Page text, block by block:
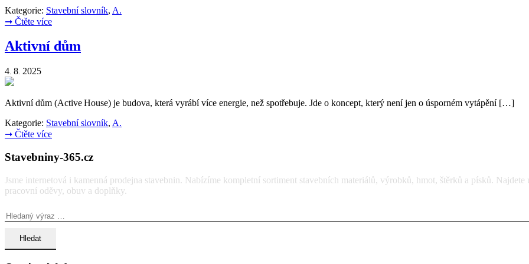
Kategorie: Stavební slovník, A.
➞ Čtěte více
Aktivní dům
4. 8. 2025
Aktivní dům (Active House) je budova, která vyrábí více energie, než spotřebuje. Jde o koncept, který není jen o úsporném vytápění […]
Kategorie: Stavební slovník, A.
➞ Čtěte více
Stavebniny-365.cz
Jsme internetová i kamenná prodejna stavebnin. Nabízíme kompletní sortiment stavebních materiálů, výrobků, hmot, štěrků a písků.
pracovní oděvy, obuv a doplňky.